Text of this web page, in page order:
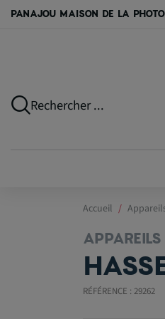
PANAJOU MAISON DE LA
Rechercher ...
Accueil
RÉFÉRENCE : 29262